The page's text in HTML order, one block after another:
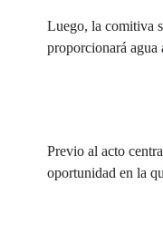
Luego, la comitiva
proporcionará agua
Previo al acto
oportunidad en la